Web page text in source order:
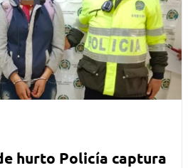
hurto Policía captura